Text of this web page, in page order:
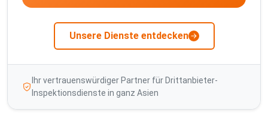
Unsere Dienste entdecken
Ihr vertrauenswürdiger Partner für Drittanbieter-
Inspektionsdienste in ganz Asien